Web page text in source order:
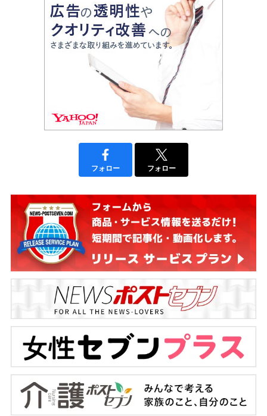
フォロー フォロー